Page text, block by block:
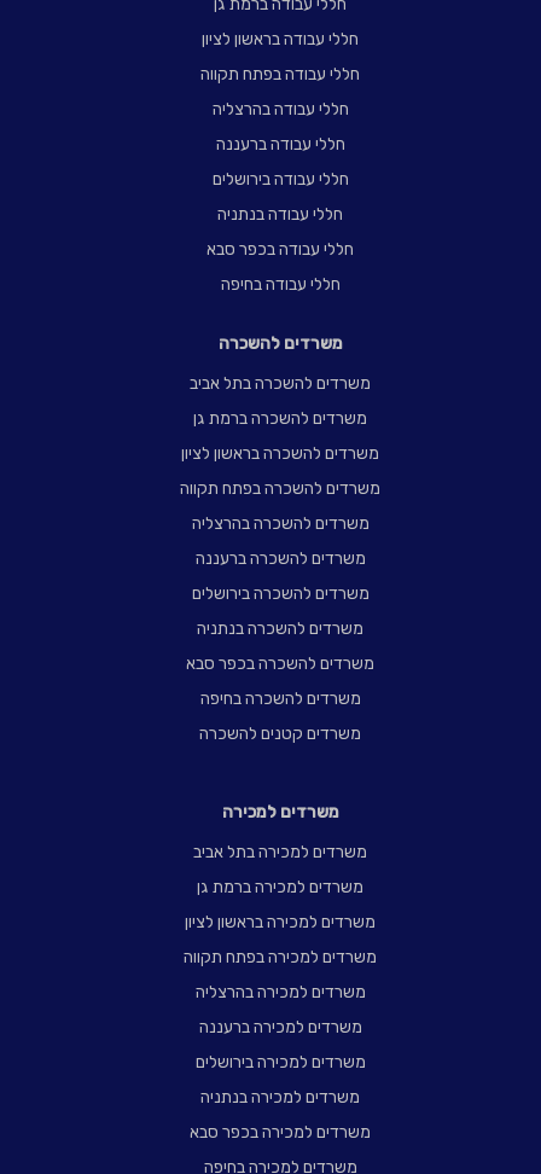
חללי עבודה ברמת גן
חללי עבודה בראשון לציון
חללי עבודה בפתח תקווה
חללי עבודה בהרצליה
חללי עבודה ברעננה
חללי עבודה בירושלים
חללי עבודה בנתניה
חללי עבודה בכפר סבא
חללי עבודה בחיפה
משרדים להשכרה
משרדים להשכרה בתל אביב
משרדים להשכרה ברמת גן
משרדים להשכרה בראשון לציון
משרדים להשכרה בפתח תקווה
משרדים להשכרה בהרצליה
משרדים להשכרה ברעננה
משרדים להשכרה בירושלים
משרדים להשכרה בנתניה
משרדים להשכרה בכפר סבא
משרדים להשכרה בחיפה
משרדים קטנים להשכרה
משרדים למכירה
משרדים למכירה בתל אביב
משרדים למכירה ברמת גן
משרדים למכירה בראשון לציון
משרדים למכירה בפתח תקווה
משרדים למכירה בהרצליה
משרדים למכירה ברעננה
משרדים למכירה בירושלים
משרדים למכירה בנתניה
משרדים למכירה בכפר סבא
משרדים למכירה בחיפה